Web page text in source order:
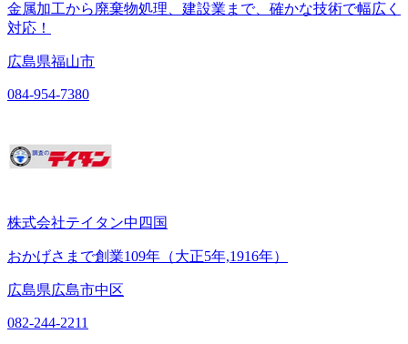
金属加工から廃棄物処理、建設業まで、確かな技術で幅広く
対応！
広島県福山市
084-954-7380
株式会社テイタン中四国
おかげさまで創業109年（大正5年,1916年）
広島県広島市中区
082-244-2211